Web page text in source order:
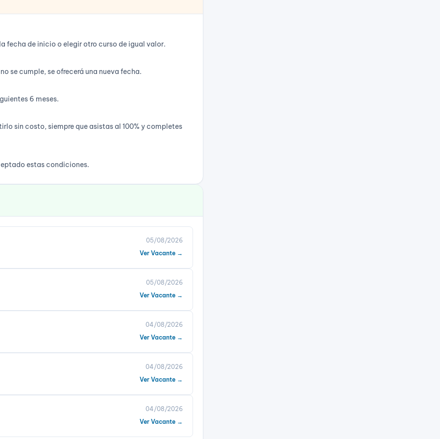
fecha de inicio o elegir otro curso de igual valor.
se cumple, se ofrecerá una nueva fecha.
6 meses.
sin costo, siempre que asistas al 100% y completes
estas condiciones.
05/08/2026
Ver Vacante →
05/08/2026
Ver Vacante →
04/08/2026
Ver Vacante →
04/08/2026
Ver Vacante →
04/08/2026
Ver Vacante →